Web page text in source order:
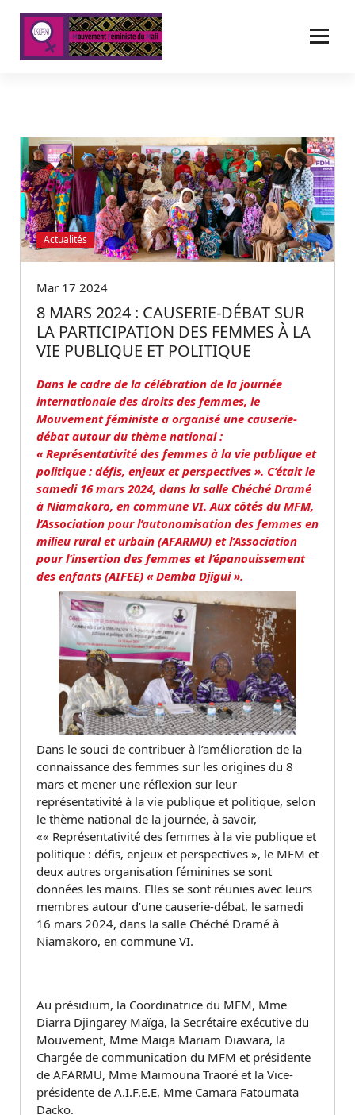
Actualités
Mar 17 2024
8 MARS 2024 : CAUSERIE-DÉBAT SUR
LA PARTICIPATION DES FEMMES À LA
VIE PUBLIQUE ET POLITIQUE
Dans le cadre de la célébration de la journée
internationale des droits des femmes, le
Mouvement féministe a organisé une causerie-
débat autour du thème national :
« Représentativité des femmes à la vie publique et
politique : défis, enjeux et perspectives ». C’était le
samedi 16 mars 2024, dans la salle Chéché Dramé
à Niamakoro, en commune VI. Aux côtés du MFM,
l’Association pour l’autonomisation des femmes en
milieu rural et urbain (AFARMU) et l’Association
pour l’insertion des femmes et l’épanouissement
des enfants (AIFEE) « Demba Djigui ».
Dans le souci de contribuer à l’amélioration de la
connaissance des femmes sur les origines du 8
mars et mener une réflexion sur leur
représentativité à la vie publique et politique, selon
le thème national de la journée, à savoir,
«« Représentativité des femmes à la vie publique et
politique : défis, enjeux et perspectives », le MFM et
deux autres organisation féminines se sont
données les mains. Elles se sont réunies avec leurs
membres autour d’une causerie-débat, le samedi
16 mars 2024, dans la salle Chéché Dramé à
Niamakoro, en commune VI.
Au présidium, la Coordinatrice du MFM, Mme
Diarra Djingarey Maïga, la Secrétaire exécutive du
Mouvement, Mme Maïga Mariam Diawara, la
Chargée de communication du MFM et présidente
de AFARMU, Mme Maimouna Traoré et la Vice-
présidente de A.I.F.E.E, Mme Camara Fatoumata
Dacko.